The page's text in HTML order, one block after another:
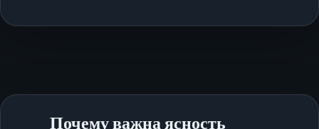
Почему важна ясность